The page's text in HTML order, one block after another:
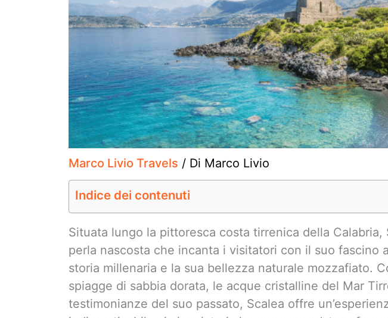
Marco Livio Travels / Di Marco Livio
Indice dei contenuti
Situata lungo la pittoresca costa tirrenica della Calabria,
perla nascosta che incanta i visitatori con il suo fascino
storia millenaria e la sua bellezza naturale mozzafiato.
spiagge di sabbia dorata, le acque cristalline del Mar
testimonianze del suo passato, Scalea offre